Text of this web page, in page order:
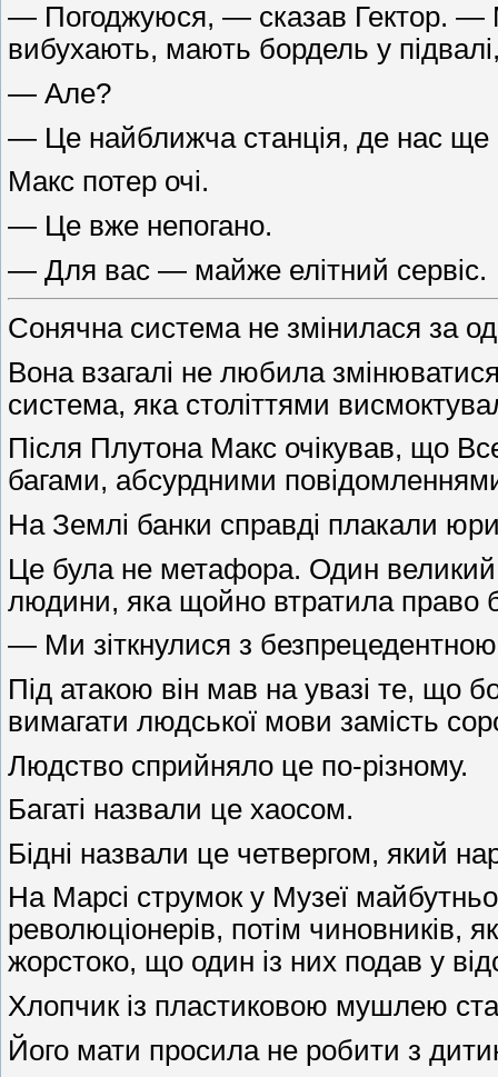
— Погоджуюся, — сказав Гектор. —
вибухають, мають бордель у
— Але?
— Це найближча станція, де нас ще
Макс потер очі.
— Це вже непогано.
— Для вас — майже елітний сервіс.
Сонячна система не змінилася за
Вона взагалі не любила
система, яка століттями
Після Плутона Макс очікував, що
багами, абсурдними
На Землі банки справді плакали
Це була не метафора. Один великий
людини, яка щойно втратила право
— Ми зіткнулися з безпрецедентною
Під атакою він мав на увазі те, що
вимагати людської мови замість
Людство сприйняло це по-різному.
Багаті назвали це хаосом.
Бідні назвали це четвергом, який
На Марсі струмок у Музеї
революціонерів, потім чиновників,
жорстоко, що один із них подав у
Хлопчик із пластиковою мушлею
Його мати просила не робити з